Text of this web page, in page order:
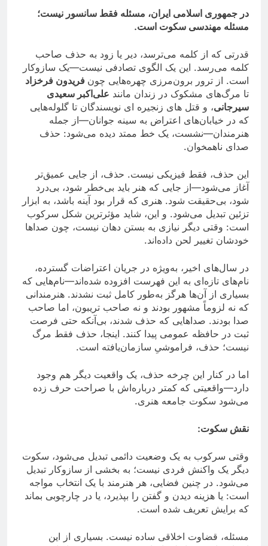
در جمهوری اسلامی ایران، مسئله فقط سانسور نیست؛
مسئله مهندسی سکوت است.
قدرتی که از کلمه می‌ترسد، دیر یا زود به حذف صاحب
کلمه می‌رسد. این یک الگوی تصادفی نیست—یک سازوکار
است. از ترور برون‌مرزی چهره‌هایی چون فریدون فرخزاد
تا مرگ‌های مشکوک در زندان مانند علی‌اکبر سعیدی
سیرجانی، و قتل هاى زنجيره اى نويسندگان تا گلوله‌هایی
که در خیابان‌های اعتراض به سینه جوانان—از جمله
هنرمندان—نشست، یک خط ممتد دیده می‌شود: حذف
صدای ناهمخوان.
این حذف، فقط فیزیکی نیست. حذف، از جایی عمیق‌تر
آغاز می‌شود—از جایی که هنر باید بی‌خطر شود، بی‌درد
شود، بی‌حقیقت شود. هنری که قرار بود آینه باشد، به ابزار
تزئین تبدیل می‌شود. و این، شاید مؤثرترین شکل سرکوب
است: وقتی دیگر نیازی به بستن دهان نیست، چون صداها
خودشان تغییر لحن داده‌اند.
در سال‌های اخیر، به‌ویژه در جریان اعتراضات گسترده،
نام‌های تازه‌ای به این فهرست افزوده شده‌اند—نام‌هایی که
بسیاری از آن‌ها هرگز به‌طور کامل ثبت نشدند. هنرمندانی
که نه لزوماً مشهور بودند و نه صاحب تریبون، اما صاحب
صدا بودند. صداهایی که حذف شدند، بی‌آنکه حتی فرصت
ثبت در حافظه عمومی پیدا کنند. اینجا، حذف فقط مرگ
نیست؛ حذف، فراموشیِ سازمان‌یافته است.
اما در کنار این چرخه حذف، یک واقعیت دیگر هم وجود
دارد—واقعیتی که کمتر درباره‌اش با صراحت حرف زده
می‌شود سکوت جامعه هنرى.
نقش سکوت:
وقتی سرکوب به یک وضعیت دائمی تبدیل می‌شود، سکوت
دیگر یک واکنش فردی نیست؛ به بخشی از سازوکار تبدیل
می‌شود. در چنین فضایی، هر هنرمند با یک انتخاب مواجه
است: یا هزینه دیدن و گفتن را بپذیرد، یا در چارچوبی بماند
که برایش تعریف شده است.
مسئله، قضاوت اخلاقی ساده نیست. بسیاری از این